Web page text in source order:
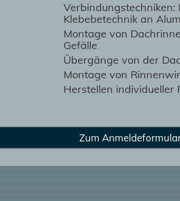
Klebebetechnik an
Montage von
Gefälle
Übergänge von der
Montage von
Herstellen individueller